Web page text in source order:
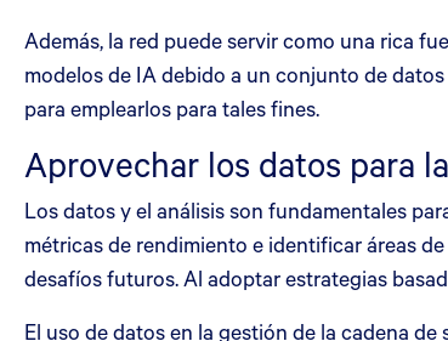
Además, la red puede servir como una rica
modelos de IA debido a un conjunto de
para emplearlos para tales fines.
Aprovechar los datos para
Los datos y el análisis son fundamentales
métricas de rendimiento e identificar áreas
desafíos futuros. Al adoptar estrategias
El uso de datos en la gestión de la cadena